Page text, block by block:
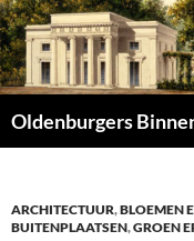
Oldenburgers
ARCHITECTUUR,BLOEMEN
BUITENPLAATSEN,GROEN